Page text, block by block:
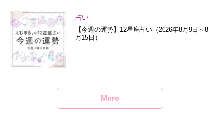
占い
【今週の運勢】12星座占い（2026年8月9日～8
月15日）
More